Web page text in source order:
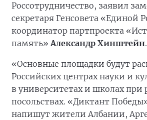
Россотрудничество, заявил
секретаря Генсовета «Единой
координатор партпроекта
память»Александр Хинштейн.
«Основные площадки будут
Российских центрах науки и
в университетах и школах при
посольствах. «Диктант
напишут жители Албании,